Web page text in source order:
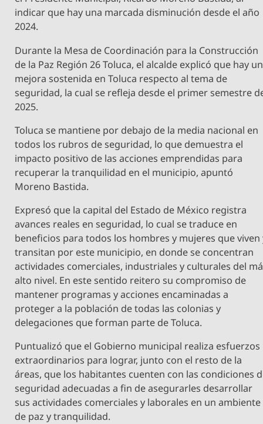
indicar que hay una marcada disminución desde el año
2024.
Durante la Mesa de Coordinación para la Construcción
de la Paz Región 26 Toluca, el alcalde explicó que hay
mejora sostenida en Toluca respecto al tema de
seguridad, la cual se refleja desde el primer semestre
2025.
Toluca se mantiene por debajo de la media nacional en
todos los rubros de seguridad, lo que demuestra el
impacto positivo de las acciones emprendidas para
recuperar la tranquilidad en el municipio, apuntó
Moreno Bastida.
Expresó que la capital del Estado de México registra
avances reales en seguridad, lo cual se traduce en
beneficios para todos los hombres y mujeres que viven
transitan por este municipio, en donde se concentran
actividades comerciales, industriales y culturales del
alto nivel. En este sentido reitero su compromiso de
mantener programas y acciones encaminadas a
proteger a la población de todas las colonias y
delegaciones que forman parte de Toluca.
Puntualizó que el Gobierno municipal realiza esfuerzos
extraordinarios para lograr, junto con el resto de la
áreas, que los habitantes cuenten con las condiciones
seguridad adecuadas a fin de asegurarles desarrollar
sus actividades comerciales y laborales en un ambiente
de paz y tranquilidad.